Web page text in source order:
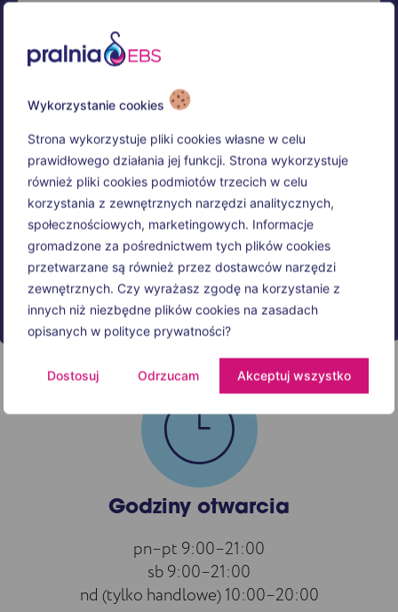
Wykorzystanie cookies
Strona wykorzystuje pliki cookies własne w celu
prawidłowego działania jej funkcji. Strona wykorzystuje
również pliki cookies podmiotów trzecich w celu
korzystania z zewnętrznych narzędzi analitycznych,
społecznościowych, marketingowych. Informacje
gromadzone za pośrednictwem tych plików cookies
przetwarzane są również przez dostawców narzędzi
zewnętrznych. Czy wyrażasz zgodę na korzystanie z
innych niż niezbędne plików cookies na zasadach
opisanych w polityce prywatności?
Dostosuj Odrzucam Akceptuj wszystko
Godziny otwarcia
pn–pt 9:00–21:00
sb 9:00–21:00
nd (tylko handlowe) 10:00–20:00